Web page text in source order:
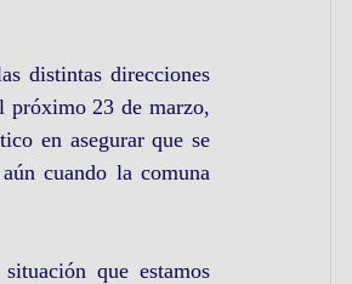
distintas direcciones
próximo 23 de marzo,
en asegurar que se
cuando la comuna
que estamos